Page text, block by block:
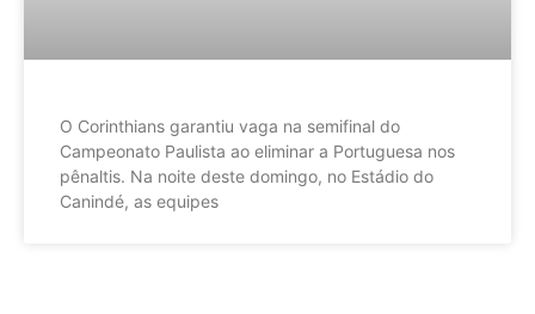
O Corinthians garantiu vaga na semifinal do
Campeonato Paulista ao eliminar a Portuguesa nos
pênaltis. Na noite deste domingo, no Estádio do
Canindé, as equipes